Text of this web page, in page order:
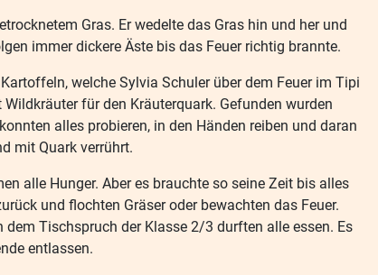
Gras. Er wedelte das Gras hin und her und
immer dickere Äste bis das Feuer richtig brannte.
welche Sylvia Schuler über dem Feuer im Tipi
für den Kräuterquark. Gefunden wurden
alles probieren, in den Händen reiben und daran
mit Quark verrührt.
alle Hunger. Aber es brauchte so seine Zeit bis alles
und flochten Gräser oder bewachten das Feuer.
Tischspruch der Klasse 2/3 durften alle essen. Es
entlassen.